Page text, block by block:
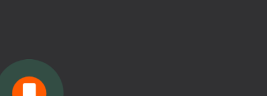
HOTLINE: 0981.040.368